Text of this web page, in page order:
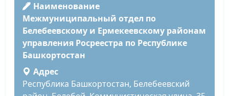
Наименование
Межмуниципальный отдел по
Белебеевскому и Ермекеевскому районам
управления Росреестра по Республике
Башкортостан
Адрес
Республика Башкортостан, Белебеевский